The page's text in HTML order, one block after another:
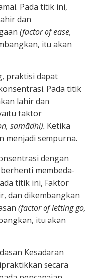
Pada titik ini,
dan
(factor of ease,
itu akan
praktisi dapat
Pada titik
lahir dan
faktor
samādhi). Ketika
menjadi sempurna.
dengan
membeda-
titik ini, Faktor
dan dikembangkan
(factor of letting go,
itu akan
Kesadaran
secara